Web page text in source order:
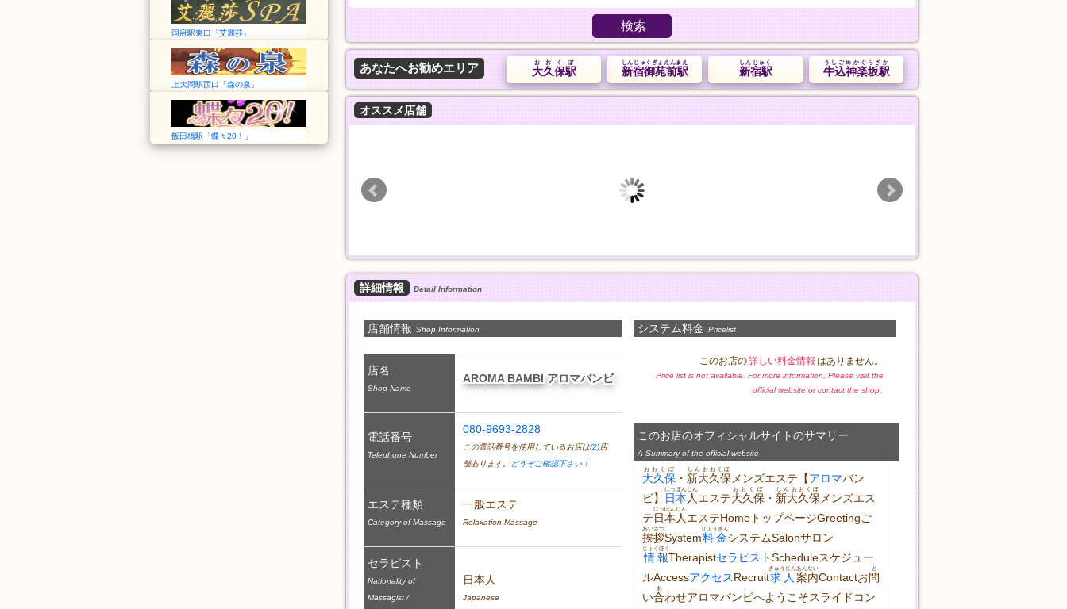
国府駅東口「艾麗莎」
上大岡駅西口「森の泉」
飯田橋駅「蝶々20！」
検索
あなたへお勧めエリア 牛込神楽坂駅
うしごめかぐらざか
新宿駅
しんじゅく
新宿御苑前駅
しんじゅくぎょえんまえ
大久保駅
おおくぼ
オススメ店舗
11:00〜翌02:00
料金
詳細情報 Detail Information
システム料金 Pricelist
このお店の詳しい料金情報 はありません。
Price list is not available. For more information, Please visit the
official website or contact the shop.
このお店のオフィシャルサイトのサマリー
A Summary of the official website
大久保
おおくぼ
・ 新大久保
しんおおくぼ
メンズエステ【アロマバン
ビ】
日本人
にっぽんじん
エステ大久保
おおくぼ
・ 新大久保
しんおおくぼ
メンズエス
テ日本人
にっぽんじん
エステHomeトップページGreetingご
挨拶
あいさつ
System料金
りょうきん
システムSalonサロン
情報
じょうほう
TherapistセラピストScheduleスケジュー
ルAccessアクセスRecruit求人
きゅうじん
案内
あんない
Contactお問
と
い合
あ
わせアロマバンビへようこそスライドコン
店舗情報 Shop Information
店名
Shop Name
AROMA BAMBI アロマバンビ
電話番号
Telephone Number
080-9693-2828
この電話番号を使用しているお店は(2)店
舗あります。 どうぞご確認下さい！
エステ種類
Category of Massage
一般エステ
Relaxation Massage
セラピスト
Nationality of
Massagist /
日本人
Japanese